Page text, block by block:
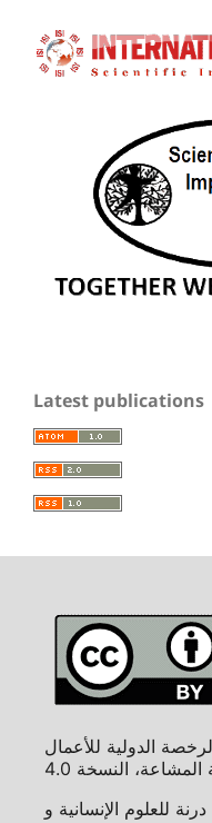
Latest publications
الدولية للأعمال
للعلوم الإنسانية و